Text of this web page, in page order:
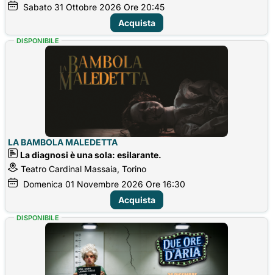
Sabato 31 Ottobre 2026 Ore 20:45
Acquista
LA BAMBOLA MALEDETTA
La diagnosi è una sola: esilarante.
Teatro Cardinal Massaia, Torino
Domenica 01 Novembre 2026 Ore 16:30
DISPONIBILE
Acquista
DISPONIBILE